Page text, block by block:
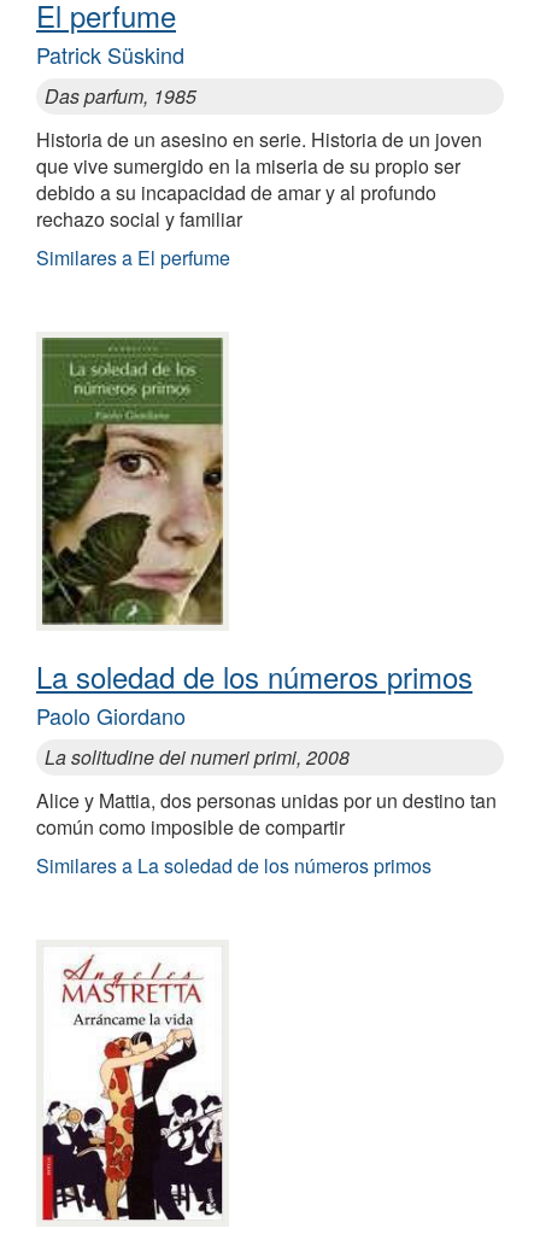
El perfume
Patrick Süskind
Das parfum, 1985
Historia de un asesino en serie. Historia de un joven
que vive sumergido en la miseria de su propio ser
debido a su incapacidad de amar y al profundo
rechazo social y familiar
Similares a El perfume
La soledad de los números primos
Paolo Giordano
La solitudine dei numeri primi, 2008
Alice y Mattia, dos personas unidas por un destino tan
común como imposible de compartir
Similares a La soledad de los números primos